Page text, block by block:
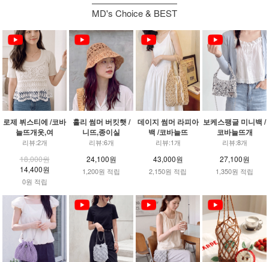
MD's Choice & BEST
로제 뷔스티에 /코바
늘뜨개옷,여
리뷰:2개
18,000원
14,400원
0원 적립
홀리 썸머 버킷햇 /
니뜨,종이실
리뷰:6개
24,100원
1,200원 적립
데이지 썸머 라피아
백 /코바늘뜨
리뷰:1개
43,000원
2,150원 적립
보케스팽글 미니백 /
코바늘뜨개
리뷰:8개
27,100원
1,350원 적립